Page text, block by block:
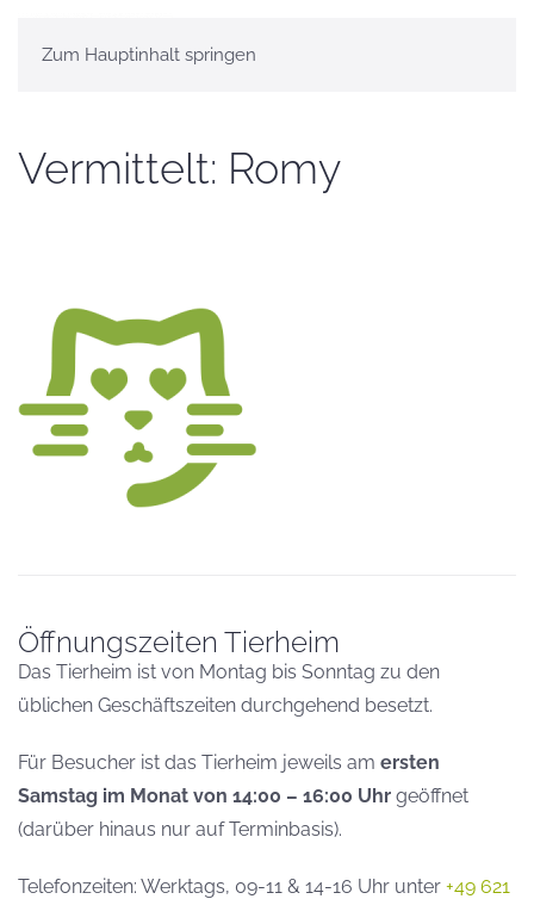
Zum Hauptinhalt springen
Vermittelt: Romy
Öffnungszeiten Tierheim
Das Tierheim ist von Montag bis Sonntag zu den
üblichen Geschäftszeiten durchgehend besetzt.
Für Besucher ist das Tierheim jeweils am ersten
Samstag im Monat von 14:00 – 16:00 Uhr geöffnet
(darüber hinaus nur auf Terminbasis).
Telefonzeiten: Werktags, 09-11 & 14-16 Uhr unter +49 621